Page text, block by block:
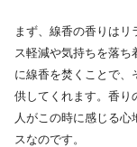
まず、線香の香りは
ス軽減や気持ちを落
に線香を焚くことで、
供してくれます。香り
人がこの時に感じる
スなのです。